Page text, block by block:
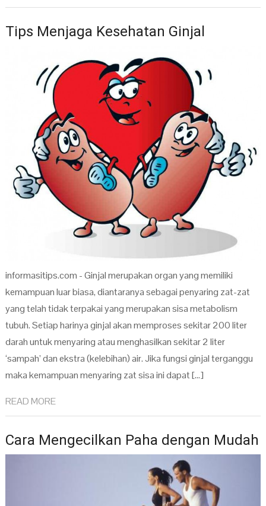
Tips Menjaga Kesehatan Ginjal
informasitips.com - Ginjal merupakan organ yang memiliki
kemampuan luar biasa, diantaranya sebagai penyaring zat-zat
yang telah tidak terpakai yang merupakan sisa metabolism
tubuh. Setiap harinya ginjal akan memproses sekitar 200 liter
darah untuk menyaring atau menghasilkan sekitar 2 liter
‘sampah’ dan ekstra (kelebihan) air. Jika fungsi ginjal terganggu
maka kemampuan menyaring zat sisa ini dapat […]
READ MORE
Cara Mengecilkan Paha dengan Mudah